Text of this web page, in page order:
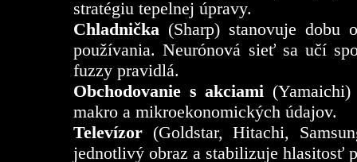
stratégiu tepelnej úpravy.
Chladnička (Sharp) stanovuje dobu
používania. Neurónová sieť sa učí
fuzzy pravidlá.
Obchodovanie s akciami
makro a mikroekonomických údajov.
Televízor (Goldstar, Hitachi,
jednotlivý obraz a stabilizuje hlasitosť